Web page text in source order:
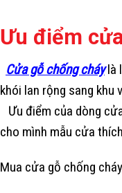
Ưu điểm
Cửa gỗ chống cháylà
khói lan rộng sang khu
Ưu điểm của dòng
cho mình mẫu cửa
Mua cửa gỗ chống